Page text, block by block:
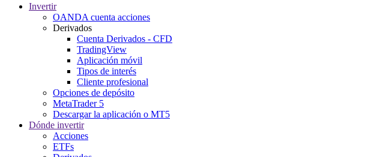
Invertir
OANDA cuenta acciones
Derivados
Cuenta Derivados - CFD
TradingView
Aplicación móvil
Tipos de interés
Cliente profesional
Opciones de depósito
MetaTrader 5
Descargar la aplicación o MT5
Dónde invertir
Acciones
ETFs